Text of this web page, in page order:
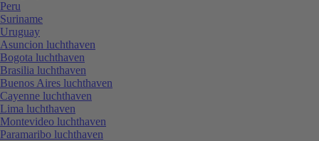
Peru
Suriname
Uruguay
Asuncion luchthaven
Bogota luchthaven
Brasilia luchthaven
Buenos Aires luchthaven
Cayenne luchthaven
Lima luchthaven
Montevideo luchthaven
Paramaribo luchthaven